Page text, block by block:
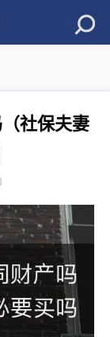
社保夫妻